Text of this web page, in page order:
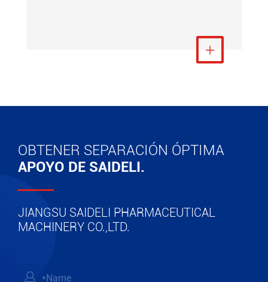
Ver más

OBTENER SEPARACIÓN ÓPTIMA
APOYO DE SAIDELI.
JIANGSU SAIDELI PHARMACEUTICAL
MACHINERY CO.,LTD.
